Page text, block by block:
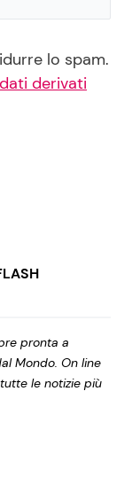
lo spam.
derivati
pronta a
Mondo. On line
le notizie più